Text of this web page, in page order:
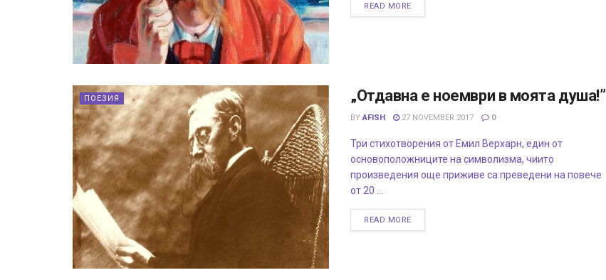
READ MORE
ПОЕЗИЯ „Отдавна е ноември в моята душа!”
BY AFISH 27 NOVEMBER 2017 0
Три стихотворения от Емил Верхарн, един от
основоположниците на символизма, чиито
произведения още приживе са преведени на повече
от 20 ...
READ MORE